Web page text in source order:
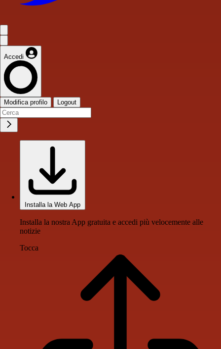
Accedi
Modifica profilo Logout
Installa la Web App
Installa la nostra App gratuita e accedi più velocemente alle
notizie
Tocca